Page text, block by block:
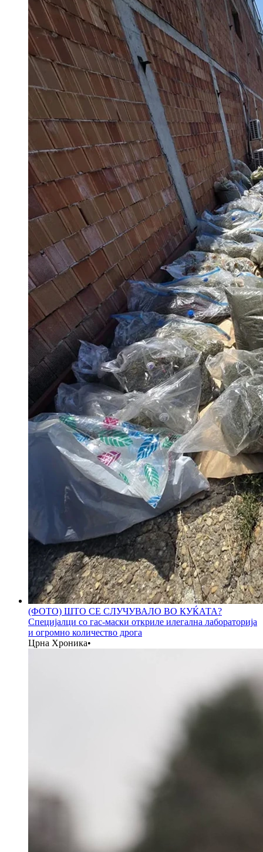
(ФОТО) ШТО СЕ СЛУЧУВАЛО ВО КУЌАТА?
Специјалци со гас-маски откриле илегална лабораторија
и огромно количество дрога
Црна Хроника•